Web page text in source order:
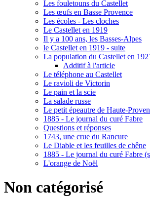
Les fouletouns du Castellet
Les œufs en Basse Provence
Les écoles - Les cloches
Le Castellet en 1919
Il y a 100 ans, les Basses-Alpes
le Castellet en 1919 - suite
La population du Castellet en
Additif à l'article
Le téléphone au Castellet
Le ravioli de Victorin
Le pain et la scie
La salade russe
Le petit épeautre de Haute-
1885 - Le journal du curé Fabre
Questions et réponses
1743, une crue du Rancure
Le Diable et les feuilles de chêne
1885 - Le journal du curé Fabre
L'orange de Noël
Non catégorisé